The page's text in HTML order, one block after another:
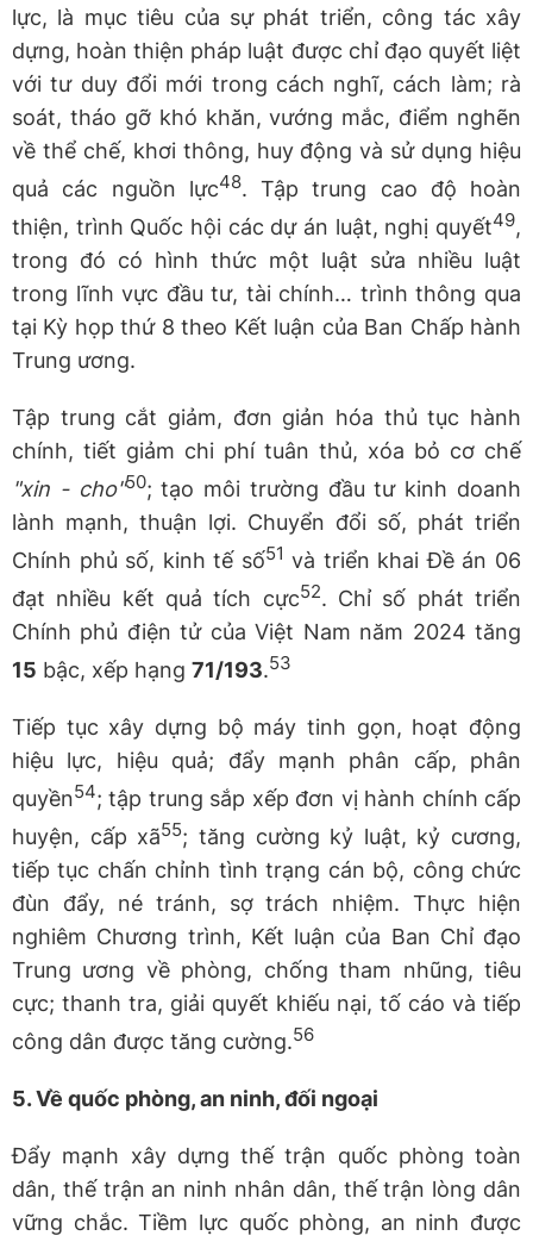
lực, là mục tiêu của sự phát triển, công tác xây
dựng, hoàn thiện pháp luật được chỉ đạo quyết liệt
với tư duy đổi mới trong cách nghĩ, cách làm; rà
soát, tháo gỡ khó khăn, vướng mắc, điểm nghẽn
về thể chế, khơi thông, huy động và sử dụng hiệu
quả các nguồn lực48. Tập trung cao độ hoàn
thiện, trình Quốc hội các dự án luật, nghị quyết49,
trong đó có hình thức một luật sửa nhiều luật
trong lĩnh vực đầu tư, tài chính… trình thông qua
tại Kỳ họp thứ 8 theo Kết luận của Ban Chấp hành
Trung ương.
Tập trung cắt giảm, đơn giản hóa thủ tục hành
chính, tiết giảm chi phí tuân thủ, xóa bỏ cơ chế
"xin - cho"50; tạo môi trường đầu tư kinh doanh
lành mạnh, thuận lợi. Chuyển đổi số, phát triển
Chính phủ số, kinh tế số51 và triển khai Đề án 06
đạt nhiều kết quả tích cực52. Chỉ số phát triển
Chính phủ điện tử của Việt Nam năm 2024 tăng
15 bậc, xếp hạng 71/193.53
Tiếp tục xây dựng bộ máy tinh gọn, hoạt động
hiệu lực, hiệu quả; đẩy mạnh phân cấp, phân
quyền54; tập trung sắp xếp đơn vị hành chính cấp
huyện, cấp xã55; tăng cường kỷ luật, kỷ cương,
tiếp tục chấn chỉnh tình trạng cán bộ, công chức
đùn đẩy, né tránh, sợ trách nhiệm. Thực hiện
nghiêm Chương trình, Kết luận của Ban Chỉ đạo
Trung ương về phòng, chống tham nhũng, tiêu
cực; thanh tra, giải quyết khiếu nại, tố cáo và tiếp
công dân được tăng cường.56
5.Về quốc phòng, an ninh, đối ngoại
Đẩy mạnh xây dựng thế trận quốc phòng toàn
dân, thế trận an ninh nhân dân, thế trận lòng dân
vững chắc. Tiềm lực quốc phòng, an ninh được